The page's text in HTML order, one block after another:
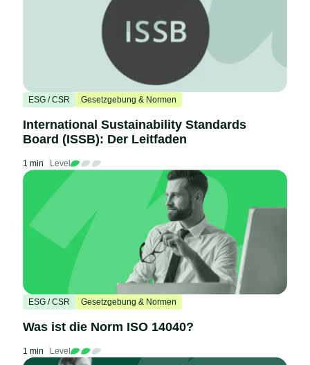
ESG / CSR Gesetzgebung & Normen
International Sustainability Standards
Board (ISSB): Der Leitfaden
1 min Level
ESG / CSR Gesetzgebung & Normen
Was ist die Norm ISO 14040?
1 min Level